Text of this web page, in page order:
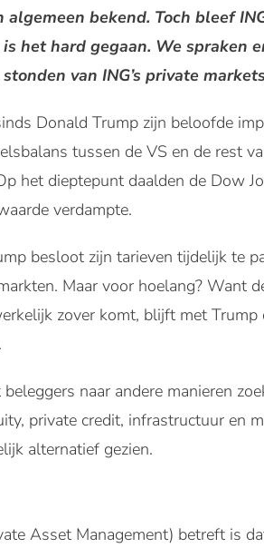
bekend. Toch bleef
het hard gegaan. We spraken
van ING’s private
Donald Trump zijn beloofde
tussen de VS en de rest
het dieptepunt daalden de Dow
verdampte.
besloot zijn tarieven tijdelijk te
Maar voor hoelang? Want
zover komt, blijft met
naar andere manieren
private credit, infrastructuur en
alternatief gezien.
Asset Management) betreft is